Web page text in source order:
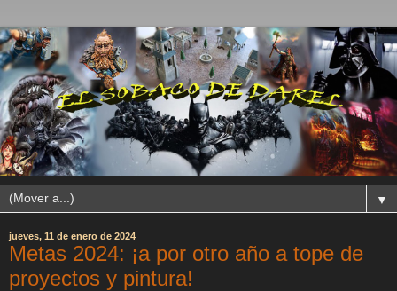
▼
jueves, 11 de enero de 2024
Metas 2024: ¡a por otro año a tope de
proyectos y pintura!